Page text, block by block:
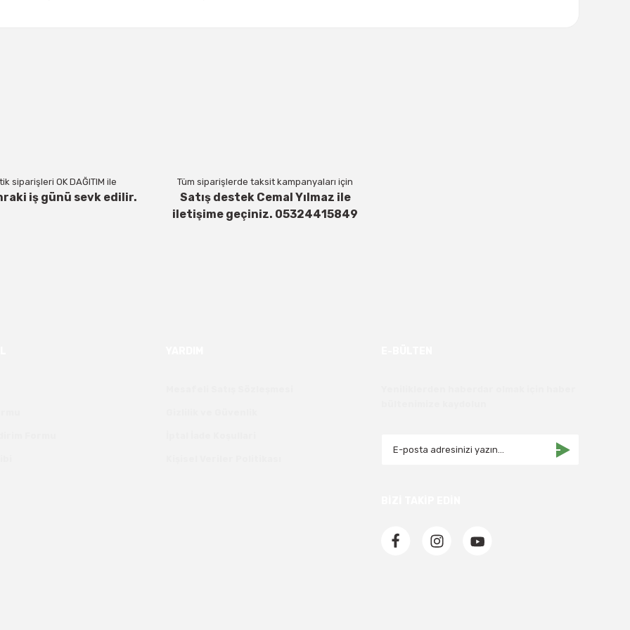
siparişleri OK DAĞITIM ile
iş günü sevk edilir.
Tüm siparişlerde taksit kampanyaları için
Satış destek Cemal Yılmaz ile
iletişime geçiniz. 05324415849